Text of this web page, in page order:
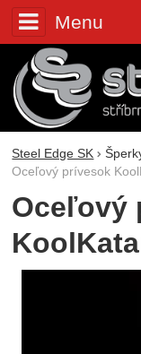
Menu
Steel Edge SK
Oceľový prívesok
Oceľový